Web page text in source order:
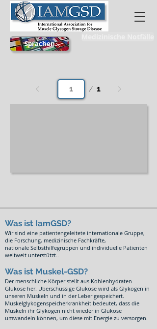
Sprachen
1
Seite
Was ist IamGSD?
Wir sind eine patientengeleitete internationale Gruppe,
die Forschung, medizinische Fachkräfte,
nationale Selbsthilfegruppen und individuelle Patienten
weltweit unterstützt..
Was ist Muskel-GSD?
Der menschliche Körper stellt aus Kohlenhydraten
Glukose her. Überschüssige Glukose wird als Glykogen in
unseren Muskeln und in der Leber gespeichert.
Muskelglykogenspeicherkrankheit bedeutet, dass die
Muskeln ihr Glykogen nicht wieder in Glukose
umwandeln können, um diese mit Energie zu versorgen.